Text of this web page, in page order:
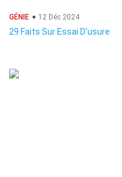
GÉNIE 12 Déc 2024
29 Faits Sur Essai D'usure